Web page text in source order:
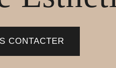
CONTACTER